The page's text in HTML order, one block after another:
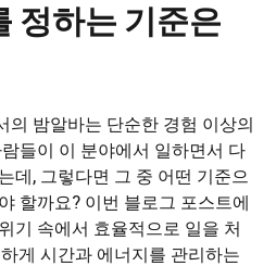
정하는 기준은
의 밤알바는 단순한 경험 이상의
들이 이 분야에서 일하면서 다
데, 그렇다면 그 중 어떤 기준으
할까요? 이번 블로그 포스트에
기 속에서 효율적으로 일을 처
게 시간과 에너지를 관리하는